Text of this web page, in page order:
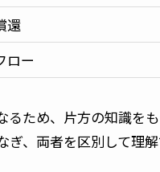
還
ロー
ため、片方の知識を
、両者を区別して理解